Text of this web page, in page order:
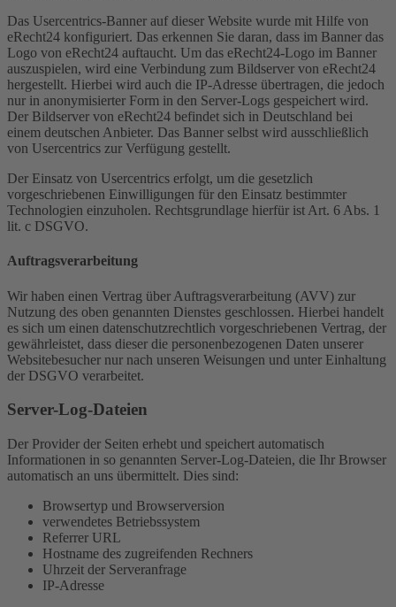
Das Usercentrics-Banner auf dieser Website wurde mit Hilfe von
eRecht24 konfiguriert. Das erkennen Sie daran, dass im Banner das
Logo von eRecht24 auftaucht. Um das eRecht24-Logo im Banner
auszuspielen, wird eine Verbindung zum Bildserver von eRecht24
hergestellt. Hierbei wird auch die IP-Adresse übertragen, die jedoch
nur in anonymisierter Form in den Server-Logs gespeichert wird.
Der Bildserver von eRecht24 befindet sich in Deutschland bei
einem deutschen Anbieter. Das Banner selbst wird ausschließlich
von Usercentrics zur Verfügung gestellt.
Der Einsatz von Usercentrics erfolgt, um die gesetzlich
vorgeschriebenen Einwilligungen für den Einsatz bestimmter
Technologien einzuholen. Rechtsgrundlage hierfür ist Art. 6 Abs. 1
lit. c DSGVO.
Auftragsverarbeitung
Wir haben einen Vertrag über Auftragsverarbeitung (AVV) zur
Nutzung des oben genannten Dienstes geschlossen. Hierbei handelt
es sich um einen datenschutzrechtlich vorgeschriebenen Vertrag, der
gewährleistet, dass dieser die personenbezogenen Daten unserer
Websitebesucher nur nach unseren Weisungen und unter Einhaltung
der DSGVO verarbeitet.
Server-Log-Dateien
Der Provider der Seiten erhebt und speichert automatisch
Informationen in so genannten Server-Log-Dateien, die Ihr Browser
automatisch an uns übermittelt. Dies sind:
Browsertyp und Browserversion
verwendetes Betriebssystem
Referrer URL
Hostname des zugreifenden Rechners
Uhrzeit der Serveranfrage
IP-Adresse